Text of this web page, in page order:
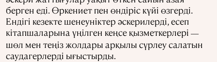
берген еді. Өркениет пен өндіріс күйі өзгерді.
Ендігі кезекте шенеуніктер әскерилерді, есеп
кітапшаларына үңілген кеңсе қызметкерлері —
шөл мен теңіз жолдары арқылы сүрлеу салатын
саудагерлерді ығыстырды.